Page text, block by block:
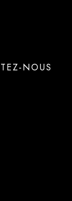
NOUS